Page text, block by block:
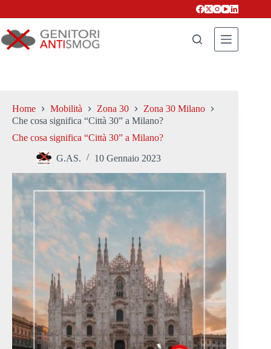
Home Mobilità Zona 30
Zona 30 Milano
Che cosa significa “Città 30” a Milano?
Che cosa significa “Città 30” a Milano?
G.AS. 10 Gennaio 2023